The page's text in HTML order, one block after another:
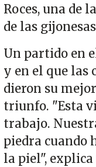
Roces, una de
de las
Un partido en
y en el que las
dieron su
triunfo. "Esta
trabajo.
piedra cuando
la piel", explica